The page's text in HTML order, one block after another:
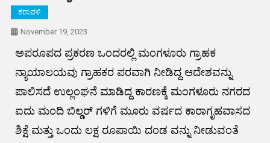
ಕರಾವಳಿ
November 19, 2023
ಅಪರೂಪದ ಪ್ರಕರಣ ಒಂದರಲ್ಲಿ ಮಂಗಳೂರು ಗ್ರಾಹಕ
ನ್ಯಾಯಾಲಯವು ಗ್ರಾಹಕರ ಪರವಾಗಿ ನೀಡಿದ್ದ ಆದೇಶವನ್ನು
ಪಾಲಿಸದೆ ಉಲ್ಲಂಘನೆ ಮಾಡಿದ್ದ ಕಾರಣಕ್ಕೆ ಮಂಗಳೂರು ನಗರದ
ಐದು ಮಂದಿ ಬಿಲ್ಡರ್ ಗಳಿಗೆ ಮೂರು ವರ್ಷದ ಕಾರಾಗೃಹವಾಸದ
ಶಿಕ್ಷೆ ಮತ್ತು ಒಂದು ಲಕ್ಷ ರೂಪಾಯಿ ದಂಡ ವನ್ನು ನೀಡುವಂತೆ